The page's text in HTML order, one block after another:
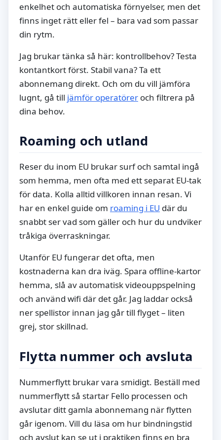
enkelhet och automatiska förnyelser, men det
finns inget rätt eller fel – bara vad som passar
din rytm.
Jag brukar tänka så här: kontrollbehov? Testa
kontantkort först. Stabil vana? Ta ett
abonnemang direkt. Och om du vill jämföra
lugnt, gå till jämför operatörer och filtrera på
dina behov.
Roaming och utland
Reser du inom EU brukar surf och samtal ingå
som hemma, men ofta med ett separat EU-tak
för data. Kolla alltid villkoren innan resan. Vi
har en enkel guide om roaming i EU där du
snabbt ser vad som gäller och hur du undviker
tråkiga överraskningar.
Utanför EU fungerar det ofta, men
kostnaderna kan dra iväg. Spara offline-kartor
hemma, slå av automatisk videouppspelning
och använd wifi där det går. Jag laddar också
ner spellistor innan jag går till flyget – liten
grej, stor skillnad.
Flytta nummer och avsluta
Nummerflytt brukar vara smidigt. Beställ med
nummerflytt så startar Fello processen och
avslutar ditt gamla abonnemang när flytten
går igenom. Vill du läsa om hur bindningstid
och avslut kan se ut i praktiken finns en bra